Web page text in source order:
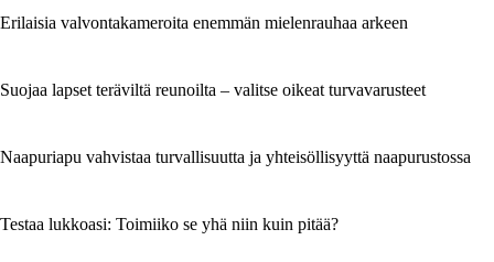
Erilaisia valvontakameroita enemmän mielenrauhaa arkeen
Suojaa lapset teräviltä reunoilta – valitse oikeat turvavarusteet
Naapuriapu vahvistaa turvallisuutta ja yhteisöllisyyttä naapurustossa
Testaa lukkoasi: Toimiiko se yhä niin kuin pitää?